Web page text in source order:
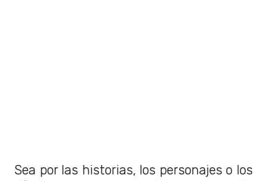
Sea por las historias, los personajes o los